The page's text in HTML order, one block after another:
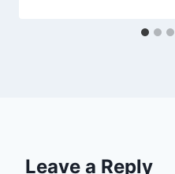
Leave a Reply